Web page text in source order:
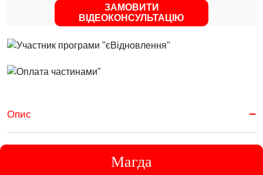
ЗАМОВИТИ
ВІДЕОКОНСУЛЬТАЦІЮ
Опис
Магда